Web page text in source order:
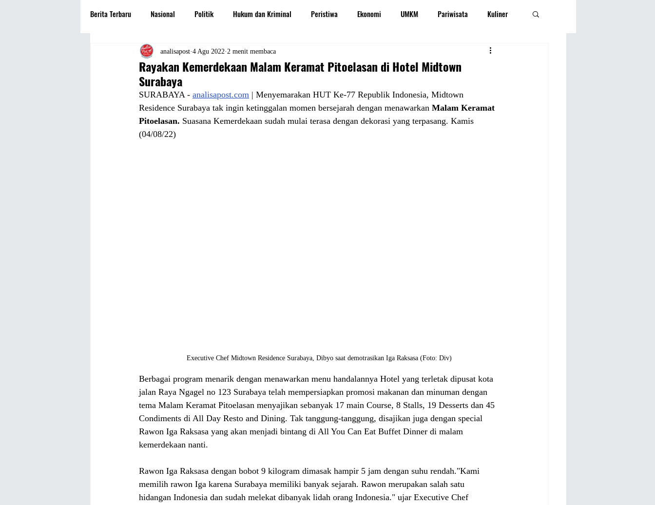
Berita Terbaru Nasional Politik Hukum dan Kriminal Peristiwa Ekonomi UMKM Pariwisata Kuliner
Travel Seni dan Budaya Sastra Lifestyle
Film Hiburan Properti Informasi Ramalan Bintang Opini Aspirasi Rakyat
Pendidikan Perguruan Tinggi
Rayakan Kemerdekaan Malam Keramat Pitoelasan di Hotel Midtown
Surabaya
analisapost 4 Agu 2022 2 menit membaca
SURABAYA - analisapost.com | Menyemarakan HUT Ke-77 Republik Indonesia, Midtown
Residence Surabaya tak ingin ketinggalan momen bersejarah dengan menawarkan Malam Keramat
Pitoelasan. Suasana Kemerdekaan sudah mulai terasa dengan dekorasi yang terpasang. Kamis
(04/08/22)
Executive Chef Midtown Residence Surabaya, Dibyo saat demotrasikan Iga Raksasa (Foto: Div)
Berbagai program menarik dengan menawarkan menu handalannya Hotel yang terletak dipusat kota
jalan Raya Ngagel no 123 Surabaya telah mempersiapkan promosi makanan dan minuman dengan
tema Malam Keramat Pitoelasan menyajikan sebanyak 17 main Course, 8 Stalls, 19 Desserts dan 45
Condiments di All Day Resto and Dining. Tak tanggung-tanggung, disajikan juga dengan special
Rawon Iga Raksasa yang akan menjadi bintang di All You Can Eat Buffet Dinner di malam
kemerdekaan nanti.
Rawon Iga Raksasa dengan bobot 9 kilogram dimasak hampir 5 jam dengan suhu rendah."Kami
memilih rawon Iga karena Surabaya memiliki banyak sejarah. Rawon merupakan salah satu
hidangan Indonesia dan sudah melekat dibanyak lidah orang Indonesia." ujar Executive Chef